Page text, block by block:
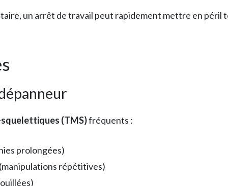
un arrêt de travail peut rapidement mettre en péril
(TMS)fréquents :
prolongées)
répétitives)